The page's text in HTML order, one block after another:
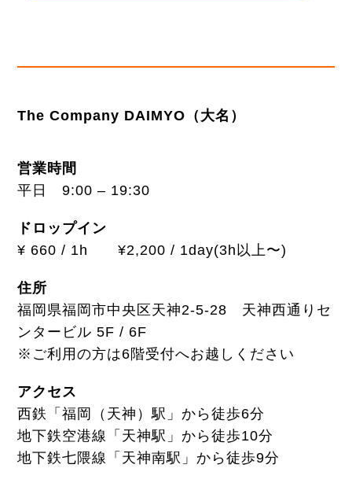
The Company DAIMYO（大名）
営業時間
平日 9:00 – 19:30
ドロップイン
¥ 660 / 1h ¥2,200 / 1day(3h以上〜)
住所
福岡県福岡市中央区天神2-5-28 天神西通りセ
ンタービル 5F / 6F
※ご利用の方は6階受付へお越しください
アクセス
西鉄「福岡（天神）駅」から徒歩6分
地下鉄空港線「天神駅」から徒歩10分
地下鉄七隈線「天神南駅」から徒歩9分